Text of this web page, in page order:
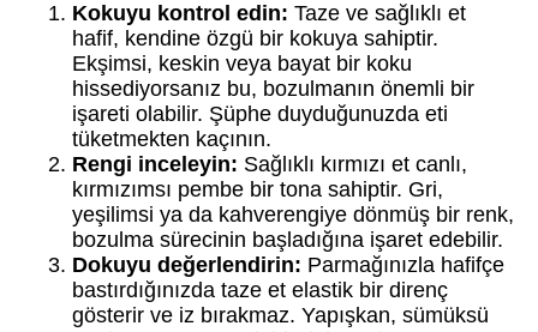
Kokuyu kontrol edin: Taze ve sağlıklı et
hafif, kendine özgü bir kokuya sahiptir.
Ekşimsi, keskin veya bayat bir koku
hissediyorsanız bu, bozulmanın önemli bir
işareti olabilir. Şüphe duyduğunuzda eti
tüketmekten kaçının.
Rengi inceleyin: Sağlıklı kırmızı et canlı,
kırmızımsı pembe bir tona sahiptir. Gri,
yeşilimsi ya da kahverengiye dönmüş bir renk,
bozulma sürecinin başladığına işaret edebilir.
Dokuyu değerlendirin: Parmağınızla hafifçe
bastırdığınızda taze et elastik bir direnç
gösterir ve iz bırakmaz. Yapışkan, sümüksü